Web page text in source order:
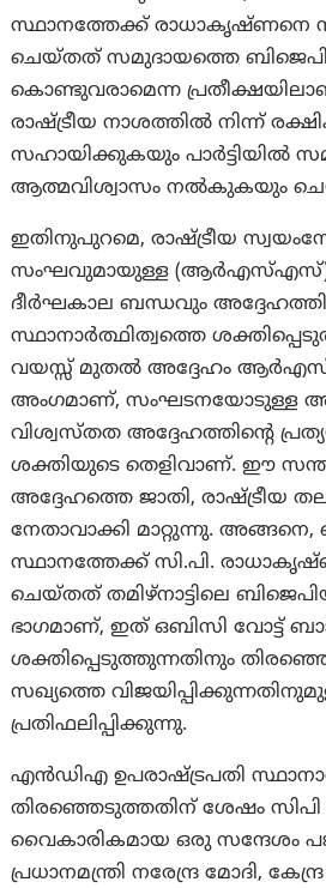
സ്ഥാനത്തേക്ക് രാധാകൃഷ്ണനെ
ചെയ്തത് സമുദായത്തെ
കൊണ്ടുവരാമെന്ന
രാഷ്ട്രീയ നാശത്തിൽ നിന്ന്
സഹായിക്കുകയും പാർട്ടിയിൽ
ആത്മവിശ്വാസം നൽകുകയും
ഇതിനുപുറമെ, രാഷ്ട്രീയ
സംഘവുമായുള്ള (ആർ‌എസ്‌എസ്)
ദീർഘകാല ബന്ധവും
സ്ഥാനാർത്ഥിത്വത്തെ
വയസ്സ് മുതൽ അദ്ദേഹം
അംഗമാണ്, സംഘടനയോടുള്ള
വിശ്വസ്തത അദ്ദേഹത്തിന്റെ
ശക്തിയുടെ തെളിവാണ്. ഈ
അദ്ദേഹത്തെ ജാതി, രാഷ്ട്രീയ
നേതാവാക്കി മാറ്റുന്നു.
സ്ഥാനത്തേക്ക് സി.പി.
ചെയ്തത് തമിഴ്‌നാട്ടിലെ
ഭാഗമാണ്, ഇത് ഒബിസി വോട്ട്
ശക്തിപ്പെടുത്തുന്നതിനും
സഖ്യത്തെ
പ്രതിഫലിപ്പിക്കുന്നു.
എൻ‌ഡി‌എ ഉപരാഷ്ട്രപതി
തിരഞ്ഞെടുത്തതിന് ശേഷം
വൈകാരികമായ ഒരു സന്ദേശം
പ്രധാനമന്ത്രി നരേന്ദ്ര മോദി,